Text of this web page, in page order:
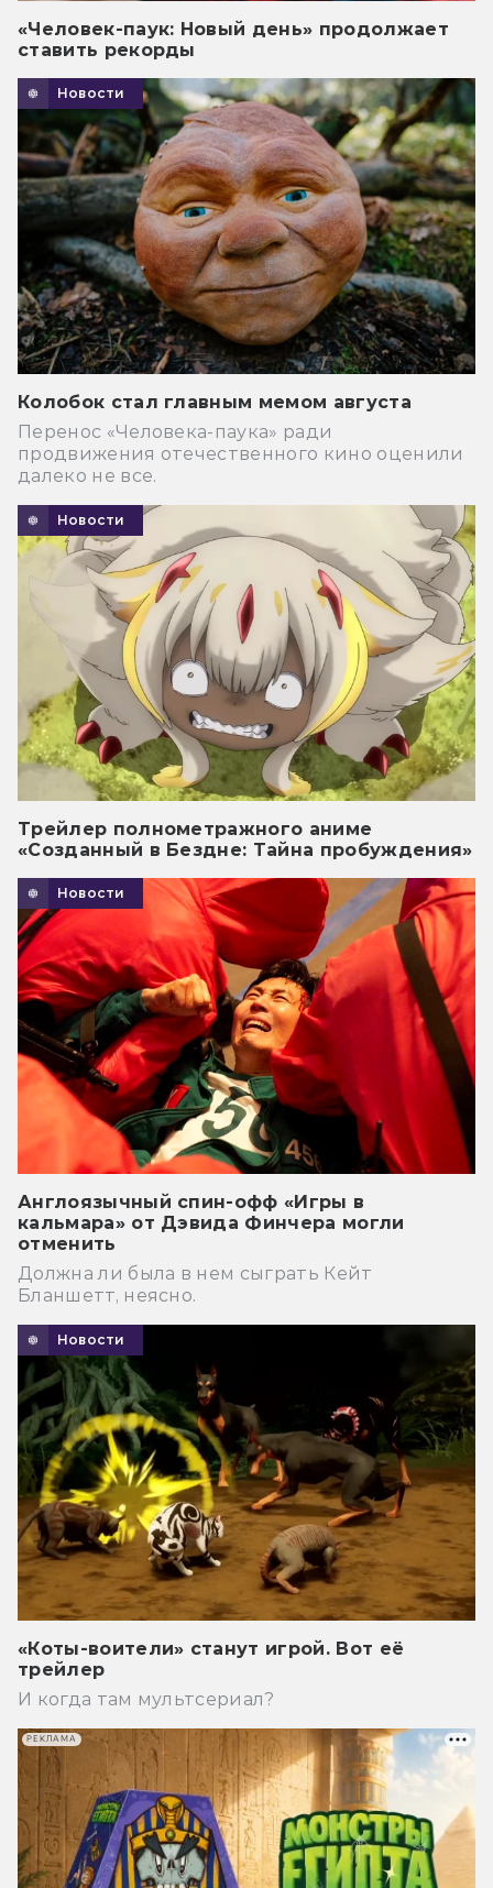
«Человек-паук: Новый день» продолжает
ставить рекорды
Новости
Колобок стал главным мемом августа
Перенос «Человека-паука» ради
продвижения отечественного кино оценили
далеко не все.
Новости
Трейлер полнометражного аниме
«Созданный в Бездне: Тайна пробуждения»
Новости
Англоязычный спин-офф «Игры в
кальмара» от Дэвида Финчера могли
отменить
Должна ли была в нем сыграть Кейт
Бланшетт, неясно.
Новости
«Коты-воители» станут игрой. Вот её
трейлер
И когда там мультсериал?
РЕКЛАМА